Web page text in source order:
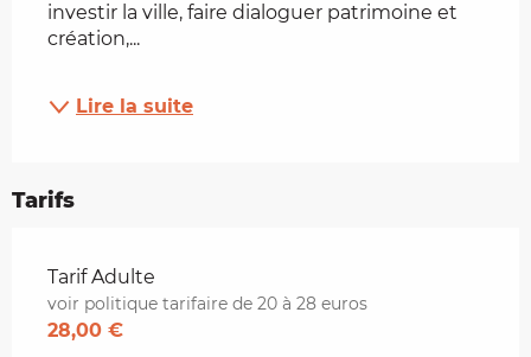
investir la ville, faire dialoguer patrimoine et
création,...
Lire la suite
Tarifs
Tarifs 2026
Tarif Adulte
voir politique tarifaire de 20 à 28 euros
28,00 €